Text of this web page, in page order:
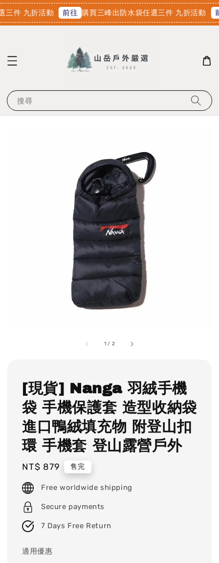
件 九折活動 前往 購買三峰出防水袋任選三件 九折活動
搜尋
1 / 2
[現貨] Nanga 羽絨手機
袋 手機保護套 造型收納袋
進口鴨絨填充物 附登山扣
環 手機套 登山露營戶外
Regular
price
NT$ 879 售完
Free worldwide shipping
Secure payments
7 Days Free Return
適用優惠